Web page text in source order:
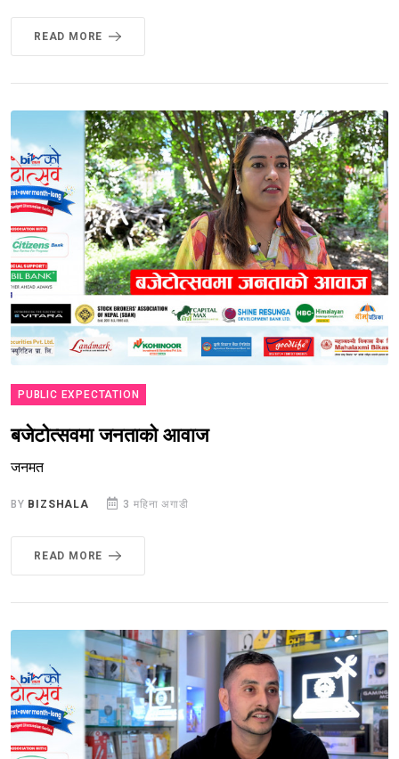
READ MORE
PUBLIC EXPECTATION
बजेटोत्सवमा जनताको आवाज
जनमत
BY BIZSHALA 3 महिना अगाडी
READ MORE